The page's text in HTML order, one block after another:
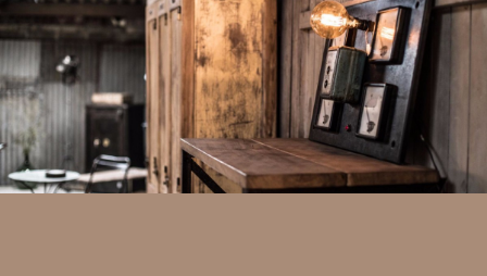
Your content goes here. Edit or remove this text inline
or in the module Content settings. You can also style
every aspect of this content in the module Design
settings and even apply custom CSS to this text in the
module Advanced settings.